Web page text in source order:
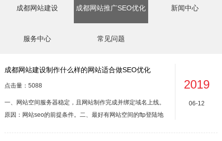
成都网站建设 成都网站推广SEO优化 新闻中心
服务中心 常见问题
成都网站建设制作什么样的网站适合做SEO优化
点击量：5088
一、网站空间服务器稳定，且网站制作完成并绑定域名上线。
原因：网站seo的前提条件。二、最好有网站空间的ftp登陆地
2019
06-12